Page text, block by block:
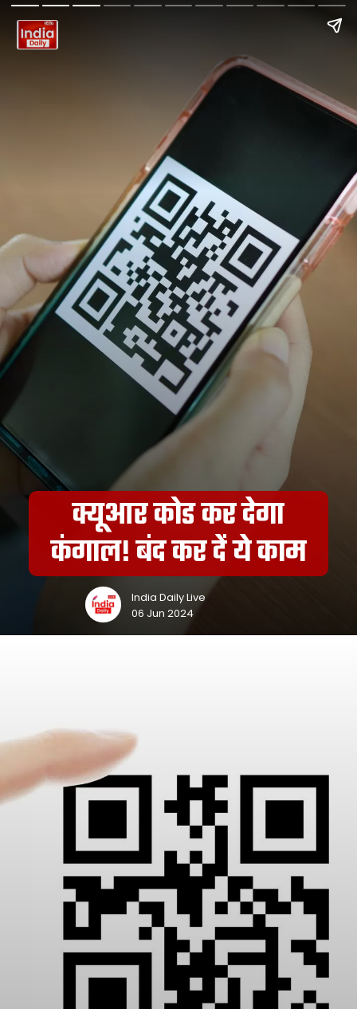
क्यूआर कोड कर देगा
कंगाल! बंद कर दें ये काम
India Daily Live
06 Jun 2024